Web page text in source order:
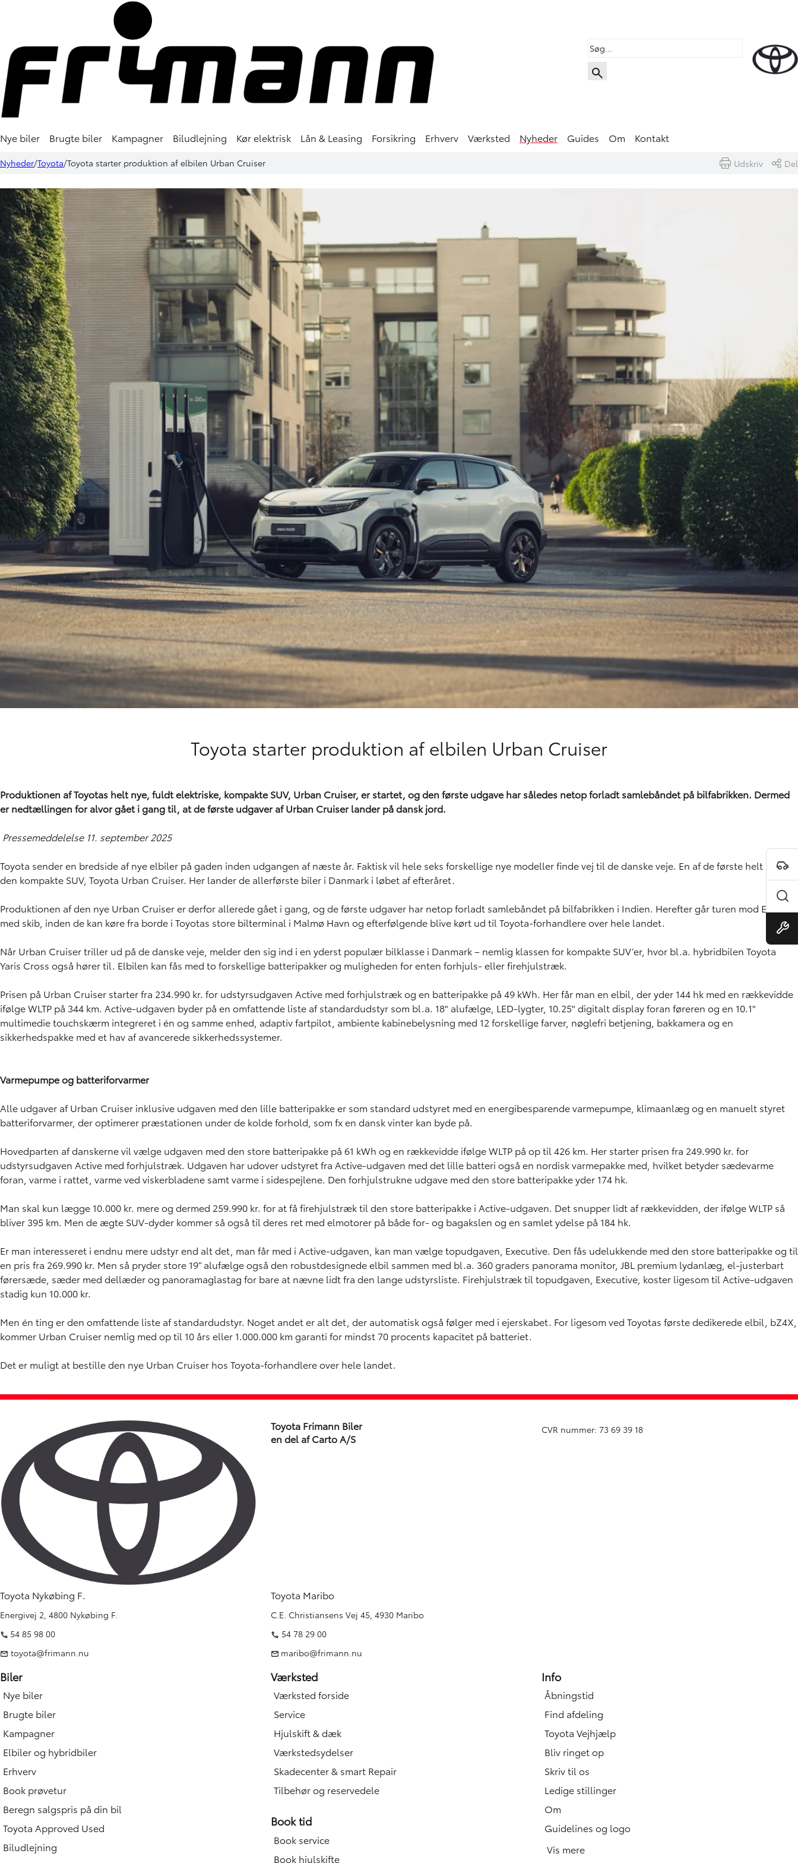
Nye biler Brugte biler Kampagner Biludlejning Kør elektrisk Lån & Leasing Forsikring Erhverv Værksted Nyheder Guides Om Kontakt
Nyheder Toyota Toyota starter produktion af elbilen Urban Cruiser Udskriv Del
Toyota starter produktion af elbilen Urban Cruiser
Produktionen af Toyotas helt nye, fuldt elektriske, kompakte SUV, Urban Cruiser, er startet, og den første udgave har således netop forladt samlebåndet på bilfabrikken. Dermed
er nedtællingen for alvor gået i gang til, at de første udgaver af Urban Cruiser lander på dansk jord.
Pressemeddelelse 11. september 2025
Toyota sender en bredside af nye elbiler på gaden inden udgangen af næste år. Faktisk vil hele seks forskellige nye modeller finde vej til de danske veje. En af de første helt nye er
den kompakte SUV, Toyota Urban Cruiser. Her lander de allerførste biler i Danmark i løbet af efteråret.
Produktionen af den nye Urban Cruiser er derfor allerede gået i gang, og de første udgaver har netop forladt samlebåndet på bilfabrikken i Indien. Herefter går turen mod Europa
med skib, inden de kan køre fra borde i Toyotas store bilterminal i Malmø Havn og efterfølgende blive kørt ud til Toyota-forhandlere over hele landet.
Når Urban Cruiser triller ud på de danske veje, melder den sig ind i en yderst populær bilklasse i Danmark – nemlig klassen for kompakte SUV’er, hvor bl.a. hybridbilen Toyota
Yaris Cross også hører til. Elbilen kan fås med to forskellige batteripakker og muligheden for enten forhjuls- eller firehjulstræk.
Prisen på Urban Cruiser starter fra 234.990 kr. for udstyrsudgaven Active med forhjulstræk og en batteripakke på 49 kWh. Her får man en elbil, der yder 144 hk med en rækkevidde
ifølge WLTP på 344 km. Active-udgaven byder på en omfattende liste af standardudstyr som bl.a. 18" alufælge, LED-lygter, 10.25" digitalt display foran føreren og en 10.1"
multimedie touchskærm integreret i én og samme enhed, adaptiv fartpilot, ambiente kabinebelysning med 12 forskellige farver, nøglefri betjening, bakkamera og en
sikkerhedspakke med et hav af avancerede sikkerhedssystemer.
Varmepumpe og batteriforvarmer
Alle udgaver af Urban Cruiser inklusive udgaven med den lille batteripakke er som standard udstyret med en energibesparende varmepumpe, klimaanlæg og en manuelt styret
batteriforvarmer, der optimerer præstationen under de kolde forhold, som fx en dansk vinter kan byde på.
Hovedparten af danskerne vil vælge udgaven med den store batteripakke på 61 kWh og en rækkevidde ifølge WLTP på op til 426 km. Her starter prisen fra 249.990 kr. for
udstyrsudgaven Active med forhjulstræk. Udgaven har udover udstyret fra Active-udgaven med det lille batteri også en nordisk varmepakke med, hvilket betyder sædevarme
foran, varme i rattet, varme ved viskerbladene samt varme i sidespejlene. Den forhjulstrukne udgave med den store batteripakke yder 174 hk.
Man skal kun lægge 10.000 kr. mere og dermed 259.990 kr. for at få firehjulstræk til den store batteripakke i Active-udgaven. Det snupper lidt af rækkevidden, der ifølge WLTP så
bliver 395 km. Men de ægte SUV-dyder kommer så også til deres ret med elmotorer på både for- og bagakslen og en samlet ydelse på 184 hk.
Er man interesseret i endnu mere udstyr end alt det, man får med i Active-udgaven, kan man vælge topudgaven, Executive. Den fås udelukkende med den store batteripakke og til
en pris fra 269.990 kr. Men så pryder store 19” alufælge også den robustdesignede elbil sammen med bl.a. 360 graders panorama monitor, JBL premium lydanlæg, el-justerbart
førersæde, sæder med dellæder og panoramaglastag for bare at nævne lidt fra den lange udstyrsliste. Firehjulstræk til topudgaven, Executive, koster ligesom til Active-udgaven
stadig kun 10.000 kr.
Men én ting er den omfattende liste af standardudstyr. Noget andet er alt det, der automatisk også følger med i ejerskabet. For ligesom ved Toyotas første dedikerede elbil, bZ4X,
kommer Urban Cruiser nemlig med op til 10 års eller 1.000.000 km garanti for mindst 70 procents kapacitet på batteriet.
Det er muligt at bestille den nye Urban Cruiser hos Toyota-forhandlere over hele landet.
Toyota Frimann Biler
en del af Carto A/S
CVR nummer: 73 69 39 18
Toyota Nykøbing F.
Energivej 2, 4800 Nykøbing F.
54 85 98 00
toyota@frimann.nu
Toyota Maribo
C.E. Christiansens Vej 45, 4930 Maribo
54 78 29 00
maribo@frimann.nu
Biler
Nye biler
Brugte biler
Kampagner
Elbiler og hybridbiler
Erhverv
Book prøvetur
Beregn salgspris på din bil
Toyota Approved Used
Biludlejning
Værksted
Værksted forside
Service
Hjulskift & dæk
Værkstedsydelser
Skadecenter & smart Repair
Tilbehør og reservedele
Book tid
Book service
Book hjulskifte
Info
Åbningstid
Find afdeling
Toyota Vejhjælp
Bliv ringet op
Skriv til os
Ledige stillinger
Om
Guidelines og logo
Vis mere